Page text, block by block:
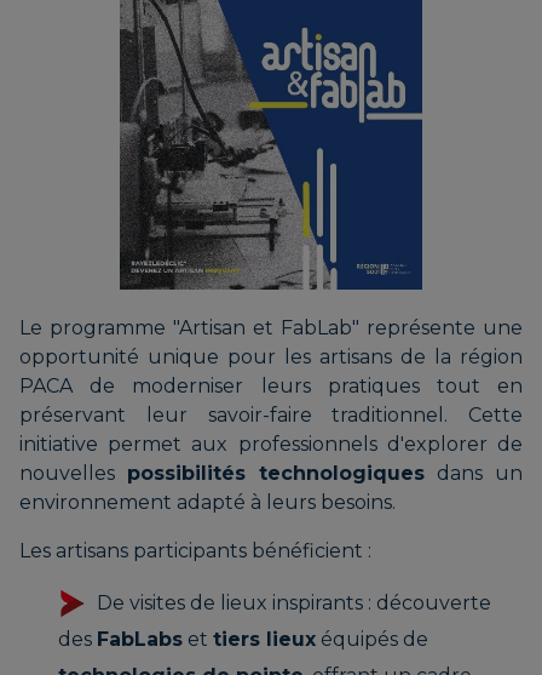
Le programme "Artisan et FabLab" représente une
opportunité unique pour les artisans de la région
PACA de moderniser leurs pratiques tout en
préservant leur savoir-faire traditionnel. Cette
initiative permet aux professionnels d'explorer de
nouvelles possibilités technologiques dans un
environnement adapté à leurs besoins.
Les artisans participants bénéficient :
De visites de lieux inspirants : découverte
des FabLabs et tiers lieux équipés de